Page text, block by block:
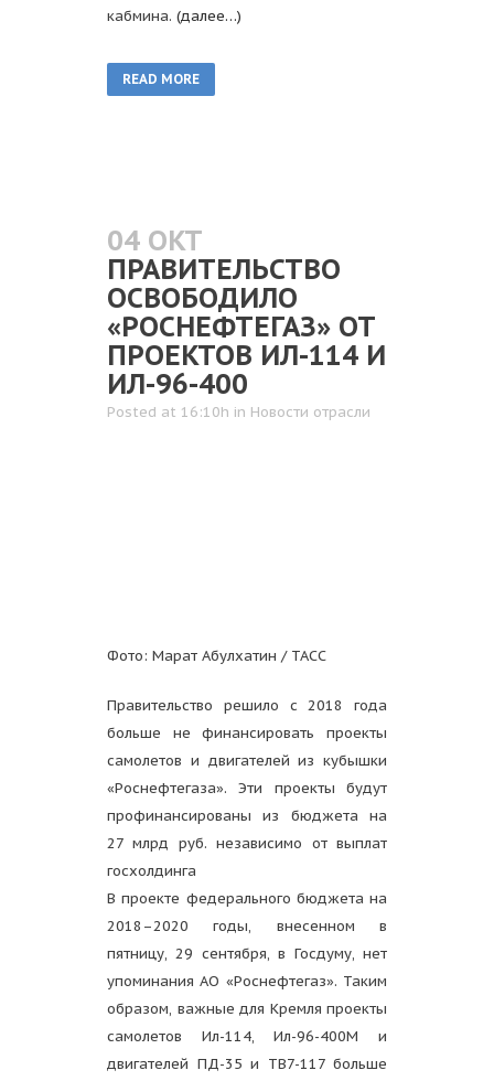
кабмина. (далее…)
READ MORE
04 ОКТ
ПРАВИТЕЛЬСТВО
ОСВОБОДИЛО
«РОСНЕФТЕГАЗ» ОТ
ПРОЕКТОВ ИЛ-114 И
ИЛ-96-400
Posted at 16:10h in Новости отрасли
Фото: Марат Абулхатин / ТАСС
Правительство решило с 2018 года
больше не финансировать проекты
самолетов и двигателей из кубышки
«Роснефтегаза». Эти проекты будут
профинансированы из бюджета на
27 млрд руб. независимо от выплат
госхолдинга
В проекте федерального бюджета на
2018–2020 годы, внесенном в
пятницу, 29 сентября, в Госдуму, нет
упоминания АО «Роснефтегаз». Таким
образом, важные для Кремля проекты
самолетов Ил-114, Ил-96-400М и
двигателей ПД-35 и ТВ7-117 больше